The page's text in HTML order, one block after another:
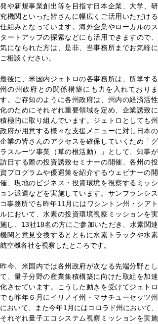
発や新規事業創出等を目指す日本企業、大学、研
究機関といった皆さんに幅広くご活用いただける
仕組みとなっています。海外企業やローカルのス
タートアップの探索などにも活用できますので、
気になられた方は、是非、当事務所までお気軽に
ご相談ください。
最後に、米国内ジェトロの各事務所は、所掌する
州の州政府との関係構築にも力を入れておりま
す。ご存知のように各州政府は、州内の経済活性
化のためにそれぞれ重要領域を定め、企業誘致に
積極的に取り組んでいます。ジェトロとしても州
政府が用意する様々な支援メニューに対し日本の
企業の皆さんのアクセスを確保していくため「グ
ラスルーツ事業（草の根活動）」として、知事が
訪日する際の投資誘致セミナーの開催、各州の投
資プログラムや優遇策を紹介するウェビナーの開
催、現地のビジネス・投資環境を視察するミッシ
ョン派遣などを実施しています。サンフランシス
コ事務所でも昨年11月にはワシントン州・シアト
ルにおいて、水素の投資環境視察ミッションを実
施し、13社18名の方にご参加いただき、水素関連
機関と意見交換するとともに水素トラックや水素
航空機各社を視察したところです。
昨今、米国内では各州政府が次なる先端分野とし
て、量子分野の産業集積構築に向けた取組を加速
化させています。こうした動きを受けてジェトロ
でも昨年６月にイリノイ州・マサチューセッツ州
において、また今年1月にはコロラド州において、
それぞれ量子エコシステム視察ミッションを実施